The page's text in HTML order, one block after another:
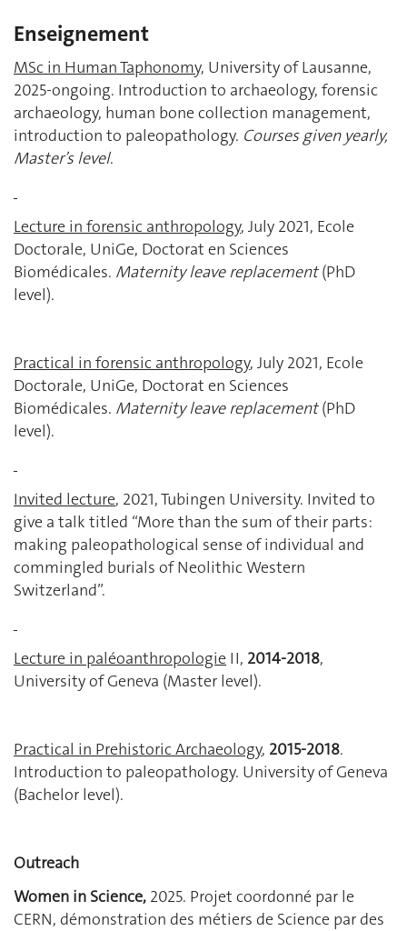
Enseignement
MSc in Human Taphonomy, University of Lausanne,
2025-ongoing. Introduction to archaeology, forensic
archaeology, human bone collection management,
introduction to paleopathology. Courses given yearly,
Master’s level.
Lecture in forensic anthropology, July 2021, Ecole
Doctorale, UniGe, Doctorat en Sciences
Biomédicales. Maternity leave replacement(PhD
level).
Practical in forensic anthropology, July 2021, Ecole
Doctorale, UniGe, Doctorat en Sciences
Biomédicales. Maternity leave replacement(PhD
level).
Invited lecture, 2021, Tubingen University. Invited to
give a talk titled “More than the sum of their parts:
making paleopathological sense of individual and
commingled burials of Neolithic Western
Switzerland”.
Lecture in paléoanthropologie II, 2014-2018,
University of Geneva (Master level).
Practical in Prehistoric Archaeology, 2015-2018.
Introduction to paleopathology. University of Geneva
(Bachelor level).
Outreach
Women in Science, 2025. Projet coordonné par le
CERN, démonstration des métiers de Science par des